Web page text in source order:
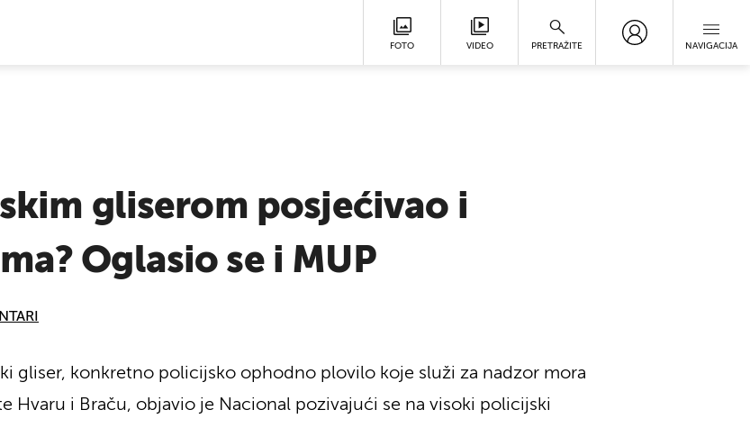
FOTO VIDEO PRETRAŽITE NAVIGACIJA
gliserom posjećivao i
Oglasio se i MUP
gliser, konkretno policijsko ophodno plovilo koje služi za nadzor mora
Hvaru i Braču, objavio je Nacional pozivajući se na visoki policijski